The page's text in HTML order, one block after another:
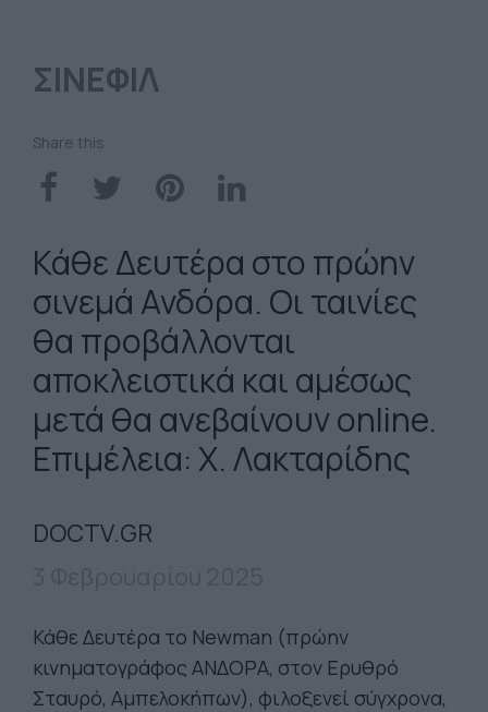
ΣΙΝΕΦΙΛ
Share this
Κάθε Δευτέρα στο πρώην
σινεμά Ανδόρα. Οι ταινίες
θα προβάλλονται
αποκλειστικά και αμέσως
μετά θα ανεβαίνουν online.
Επιμέλεια: Χ. Λακταρίδης
DOCTV.GR
Κάθε Δευτέρα το Newman (πρώην
κινηματογράφος ΑΝΔΟΡΑ, στον Ερυθρό
Σταυρό, Αμπελοκήπων), φιλοξενεί σύγχρονα,